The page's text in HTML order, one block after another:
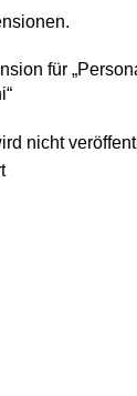
für
nicht